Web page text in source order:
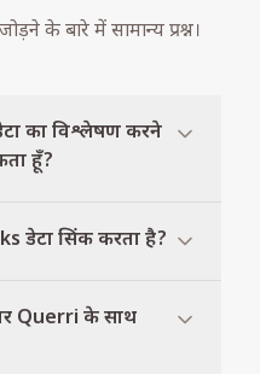
के बारे में सामान्य प्रश्न।
का विश्लेषण करने
हूँ?
डेटा सिंक करता है?
Querri के साथ